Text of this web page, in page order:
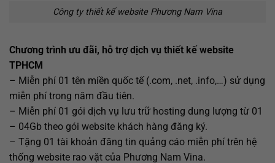
Công ty thiết kế website Phương Nam Vina
Chương trình ưu đãi, hỗ trợ dịch vụ thiết kế website
TPHCM
– Miễn phí 01 tên miền quốc tế (.com, .net, .info,…) sử dụng
miễn phí trong năm đầu tiên.
– Miễn phí 01 gói dịch vụ lưu trữ hosting dung lượng từ 01
– 04Gb theo gói website khách hàng đăng ký.
– Tặng 01 tài khoản đăng tin quảng cáo miễn phí trên hệ
thống website rao vặt của Phương Nam Vina.